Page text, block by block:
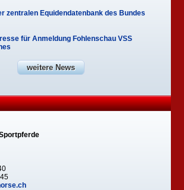
zentralen Equidendatenbank des Bundes
für Anmeldung Fohlenschau VSS
weitere News